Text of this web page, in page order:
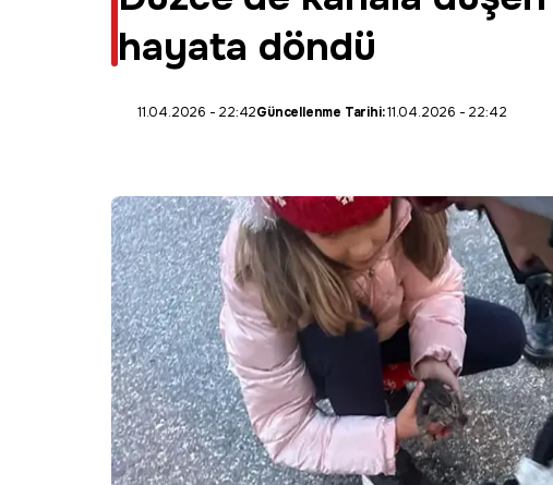
hayata döndü
11.04.2026 - 22:42Güncellenme Tarihi:11.04.2026 - 22:42